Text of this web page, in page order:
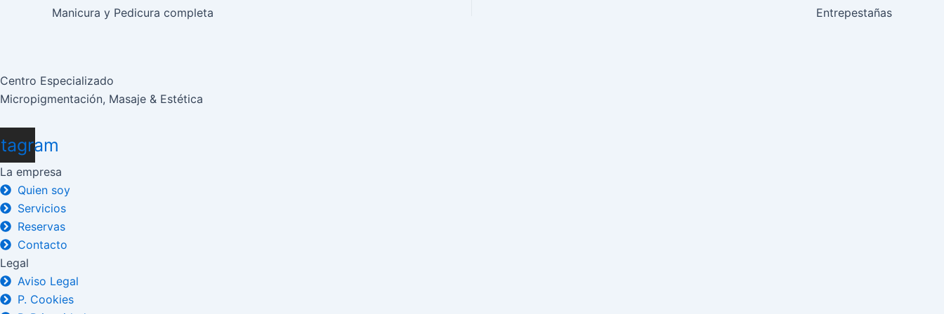
Manicura y Pedicura completa Entrepestañas
Centro Especializado
Micropigmentación, Masaje & Estética
La empresa
Quien soy
Servicios
Reservas
Contacto
Legal
Aviso Legal
P. Cookies